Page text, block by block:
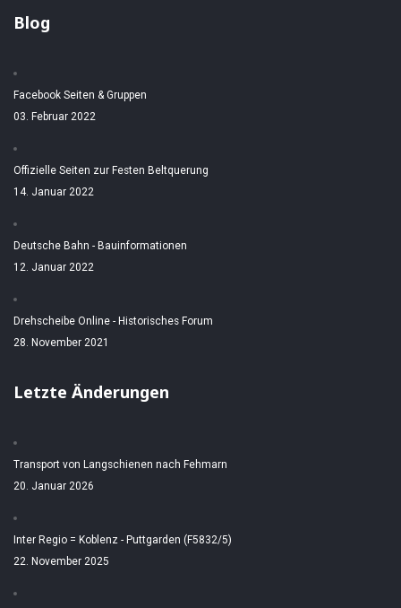
Blog
Facebook Seiten & Gruppen
03. Februar 2022
Offizielle Seiten zur Festen Beltquerung
14. Januar 2022
Deutsche Bahn - Bauinformationen
12. Januar 2022
Drehscheibe Online - Historisches Forum
28. November 2021
Letzte Änderungen
Transport von Langschienen nach Fehmarn
20. Januar 2026
Inter Regio = Koblenz - Puttgarden (F5832/5)
22. November 2025